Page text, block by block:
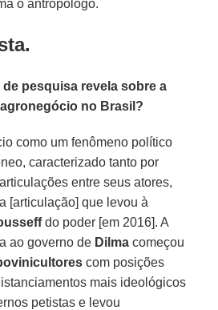
o antropólogo.
pesquisa revela sobre a
no Brasil?
como um fenômeno político
caracterizado tanto por
entre seus atores,
[articulação] que levou à
do poder [em 2016]. A
ao governo de Dilma começou
com posições
mais ideológicos
petistas e levou